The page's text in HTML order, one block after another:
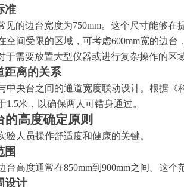
准
见的边台宽度为750mm。这个尺寸能够在
空间受限的区域，可考虑600mm宽的边台
于需要放置大型仪器或进行复杂操作的区
距离的关系
中央台之间的通道宽度联动设计。根据《
1.5米，以确保两人可错身通过。
的高度确定原则
验人员操作舒适度和健康的关键。
围
台高度通常在850mm到900mm之间。这个
设计